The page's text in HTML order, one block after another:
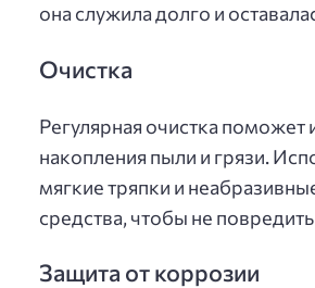
она служила долго и
Очистка
Регулярная очистка поможет
накопления пыли и грязи.
мягкие тряпки и
средства, чтобы не
Защита от коррозии